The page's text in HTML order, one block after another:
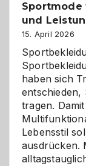
und
15. April 2026
haben sich
entschieden,
tragen.
Lebensstil
ausdrücken.